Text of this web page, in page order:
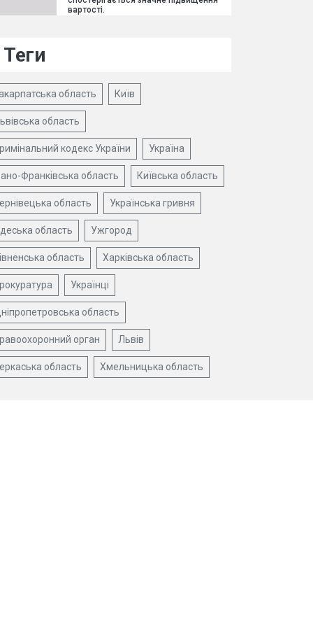
вартості.
Теги
область Київ
область
кодекс України Україна
Франківська область Київська область
область Українська гривня
область Ужгород
область Харківська область
Українці
область
орган Львів
область Хмельницька область